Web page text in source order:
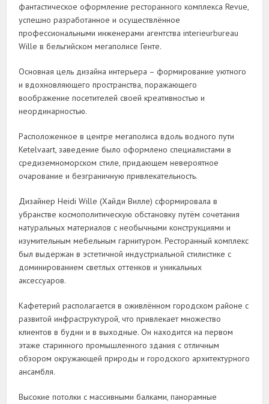
фантастическое оформление ресторанного комплекса Revue,
успешно разработанное и осуществлённое
профессиональными инженерами агентства interieurbureau
Wille в бельгийском мегаполисе Генте.
Основная цель дизайна интерьера – формирование уютного
и вдохновляющего пространства, поражающего
воображение посетителей своей креативностью и
неординарностью.
Расположенное в центре мегаполиса вдоль водного пути
Ketelvaart, заведение было оформлено специалистами в
средиземноморском стиле, придающем невероятное
очарование и безграничную привлекательность.
Дизайнер Heidi Wille (Хайди Вилле) сформировала в
убранстве космополитическую обстановку путём сочетания
натуральных материалов с необычными конструкциями и
изумительным мебельным гарнитуром. Ресторанный комплекс
был выдержан в эстетичной индустриальной стилистике с
доминированием светлых оттенков и уникальных
аксессуаров.
Кафетерий располагается в оживлённом городском районе с
развитой инфраструктурой, что привлекает множество
клиентов в будни и в выходные. Он находится на первом
этаже старинного промышленного здания с отличным
обзором окружающей природы и городского архитектурного
ансамбля.
Высокие потолки с массивными балками, панорамные